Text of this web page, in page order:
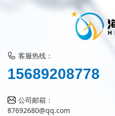
客服热线：
15689208778
公司邮箱：
87692680@qq.com